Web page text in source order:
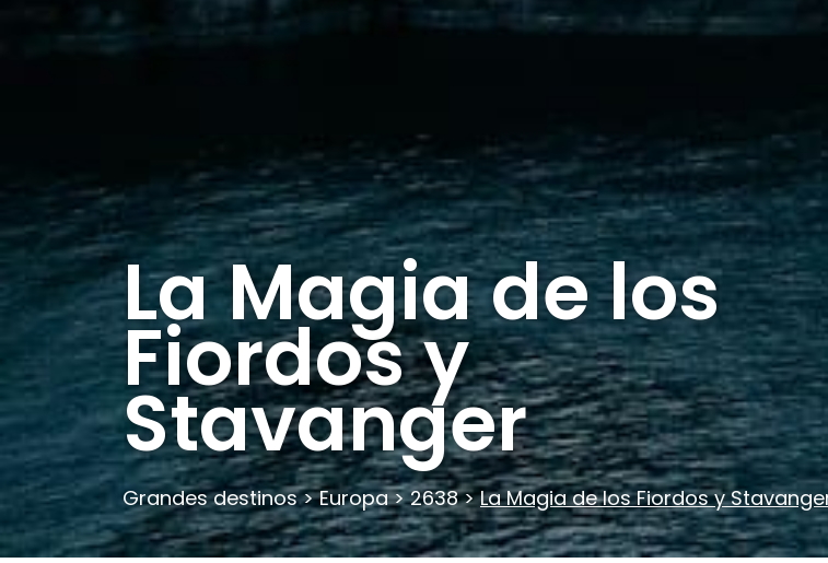
La Magia de los
Fiordos y
Stavanger
Grandes destinos > Europa > 2638 > La Magia de los Fiordos y